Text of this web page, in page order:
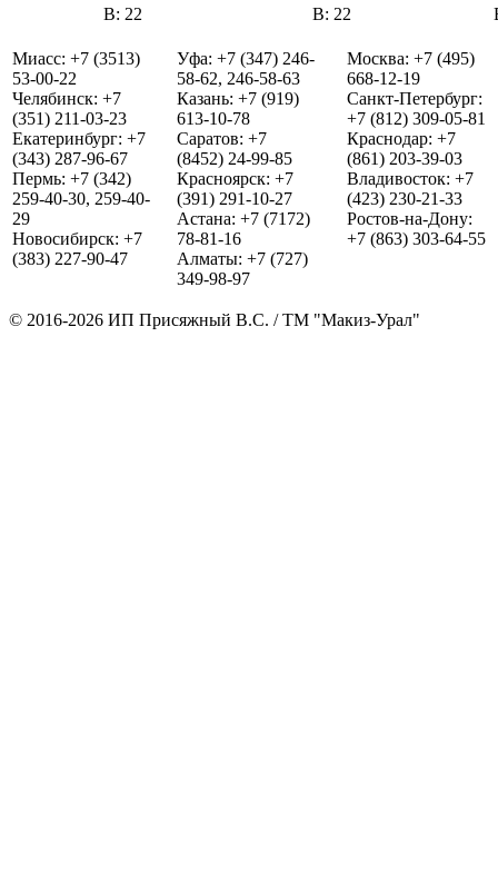
В: 22 В: 22
Миасс: +7 (3513)
53-00-22
Челябинск: +7
(351) 211-03-23
Екатеринбург: +7
(343) 287-96-67
Пермь: +7 (342)
259-40-30, 259-40-
29
Новосибирск: +7
(383) 227-90-47
Уфа: +7 (347) 246-
58-62, 246-58-63
Казань: +7 (919)
613-10-78
Саратов: +7
(8452) 24-99-85
Красноярск: +7
(391) 291-10-27
Астана: +7 (7172)
78-81-16
Алматы: +7 (727)
349-98-97
Москва: +7 (495)
668-12-19
Санкт-Петербург:
+7 (812) 309-05-81
Краснодар: +7
(861) 203-39-03
Владивосток: +7
(423) 230-21-33
Ростов-на-Дону:
+7 (863) 303-64-55
© 2016-2026 ИП Присяжный В.С. / ТМ "Макиз-Урал"